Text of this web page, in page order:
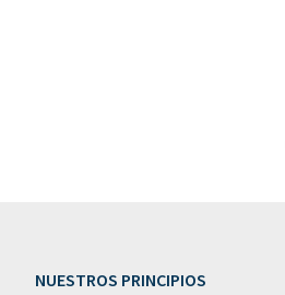
NUESTROS PRINCIPIOS